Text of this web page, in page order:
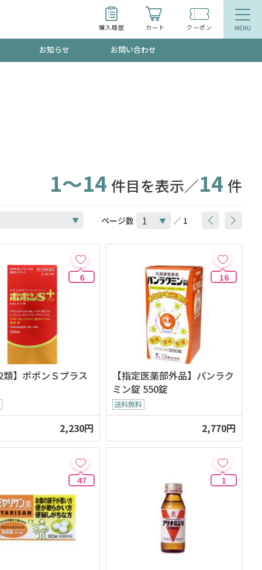
購入履歴 カート クーポン
るものが一目でわかるランキング
お知らせ お問い合わせ
1～14 件目を表示／14 件
ページ数 ／ 1
6
類】ポポンＳプラス
2,230円
16
【指定医薬部外品】パンラク
ミン錠 550錠
2,770円
47 1